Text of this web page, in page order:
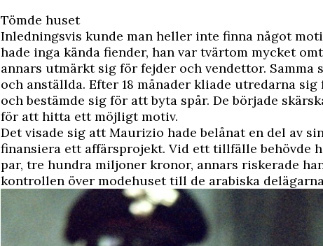
Tömde huset
Inledningsvis kunde man heller inte finna något
hade inga kända fiender, han var tvärtom mycket
annars utmärkt sig för fejder och vendettor. Samma
och anställda. Efter 18 månader kliade utredarna
och bestämde sig för att byta spår. De började
för att hitta ett möjligt motiv.
Det visade sig att Maurizio hade belånat en del av
finansiera ett affärsprojekt. Vid ett tillfälle behövde
par, tre hundra miljoner kronor, annars riskerade
kontrollen över modehuset till de arabiska